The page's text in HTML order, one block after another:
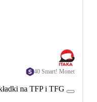
40 Smart! Monet
na TFP i TFG